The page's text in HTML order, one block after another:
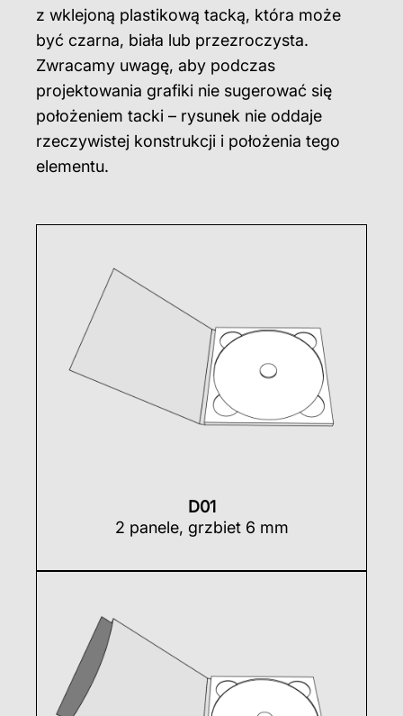
z wklejoną plastikową tacką, która może
być czarna, biała lub przezroczysta.
Zwracamy uwagę, aby podczas
projektowania grafiki nie sugerować się
położeniem tacki – rysunek nie oddaje
rzeczywistej konstrukcji i położenia tego
elementu.
D01
2 panele, grzbiet 6 mm